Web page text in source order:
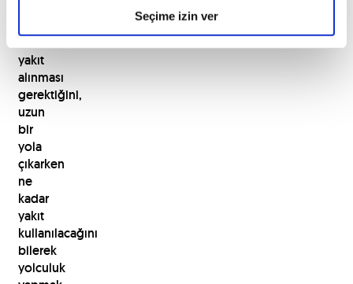
Seçime izin ver
yakıt
alınması
gerektiğini,
uzun
bir
yola
çıkarken
ne
kadar
yakıt
kullanılacağını
bilerek
yolculuk